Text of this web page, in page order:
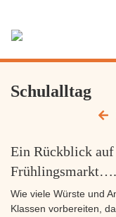
Schulalltag
Ein Rückblick
Frühlingsmarkt….
Wie viele Würste und
Klassen vorbereiten,